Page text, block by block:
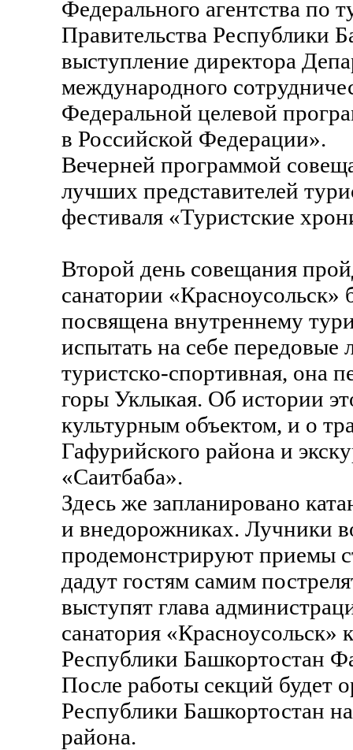
Федерального агентства
Правительства Республики
выступление директора
международного
Федеральной целевой
в Российской Федерации».
Вечерней программой
лучших представителей
фестиваля «Туристские
Второй день совещания
санатории «Красноусольск»
посвящена внутреннему
испытать на себе
туристско-спортивная, она
горы Уклыкая. Об истории
культурным объектом, и о
Гафурийского района и
«Саитбаба».
Здесь же запланировано
и внедорожниках. Лучники
продемонстрируют приемы
дадут гостям самим
выступят глава
санатория
Республики Башкортостан
После работы секций будет
Республики Башкортостан
района.